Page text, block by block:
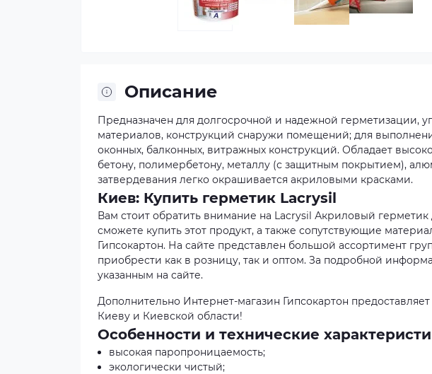
Описание
Предназначен для долгосрочной и надежной герметизации,
материалов, конструкций снаружи помещений; для
оконных, балконных, витражных конструкций. Обладает
бетону, полимербетону, металлу (с защитным покрытием),
затвердевания легко окрашивается акриловыми красками.
Киев: Купить герметик Lacrysil
Вам стоит обратить внимание на Lacrysil Акриловый
сможете купить этот продукт, а также сопутствующие
Гипсокартон. На сайте представлен большой ассортимент
приобрести как в розницу, так и оптом. За подробной
указанным на сайте.
Дополнительно Интернет-магазин Гипсокартон
Киеву и Киевской области!
Особенности и технические
высокая паропроницаемость;
экологически чистый;